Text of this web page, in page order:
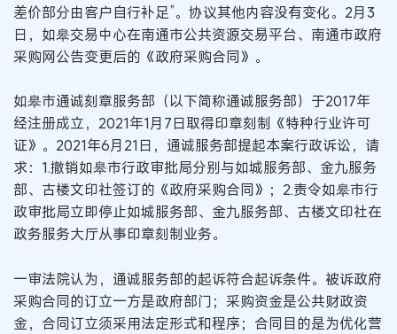
差价部分由客户自行补足”。协议其他内容没有变化。2月3
日，如皋交易中心在南通市公共资源交易平台、南通市政府
采购网公告变更后的《政府采购合同》。
如皋市通诚刻章服务部（以下简称通诚服务部）于2017年
经注册成立，2021年1月7日取得印章刻制《特种行业许可
证》。2021年6月21日，通诚服务部提起本案行政诉讼，请
求：1.撤销如皋市行政审批局分别与如城服务部、金九服务
部、古楼文印社签订的《政府采购合同》；2.责令如皋市行
政审批局立即停止如城服务部、金九服务部、古楼文印社在
政务服务大厅从事印章刻制业务。
一审法院认为，通诚服务部的起诉符合起诉条件。被诉政府
采购合同的订立一方是政府部门；采购资金是公共财政资
金，合同订立须采用法定形式和程序；合同目的是为优化营